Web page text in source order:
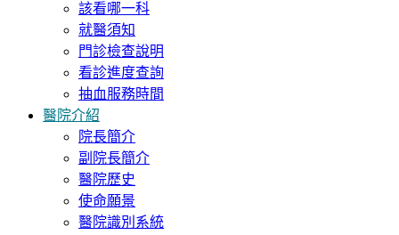
該看哪一科
就醫須知
門診檢查說明
看診進度查詢
抽血服務時間
醫院介紹
院長簡介
副院長簡介
醫院歷史
使命願景
醫院識別系統